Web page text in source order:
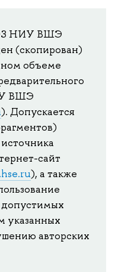
НИУ ВШЭ
(скопирован)
объеме
ВШЭ
). Допускается
сайт
), а также
допустимых
указанных
авторских